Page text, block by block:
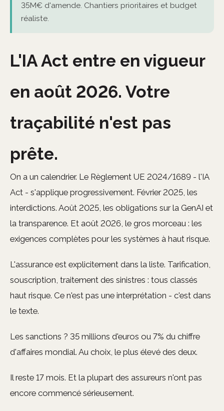
35M€ d'amende. Chantiers prioritaires et budget
réaliste.
L'IA Act entre en vigueur
en août 2026. Votre
traçabilité n'est pas
prête.
On a un calendrier. Le Règlement UE 2024/1689 - l'IA
Act - s'applique progressivement. Février 2025, les
interdictions. Août 2025, les obligations sur la GenAI et
la transparence. Et août 2026, le gros morceau : les
exigences complètes pour les systèmes à haut risque.
L'assurance est explicitement dans la liste. Tarification,
souscription, traitement des sinistres : tous classés
haut risque. Ce n'est pas une interprétation - c'est dans
le texte.
Les sanctions ? 35 millions d'euros ou 7% du chiffre
d'affaires mondial. Au choix, le plus élevé des deux.
Il reste 17 mois. Et la plupart des assureurs n'ont pas
encore commencé sérieusement.